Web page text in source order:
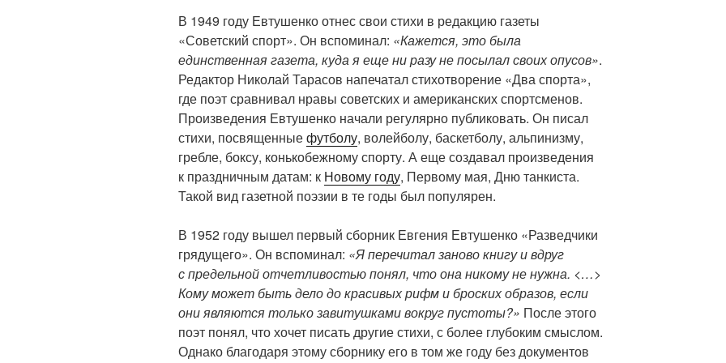
В 1949 году Евтушенко отнес свои стихи в редакцию газеты
«Советский спорт». Он вспоминал: «Кажется, это была
единственная газета, куда я еще ни разу не посылал своих опусов».
Редактор Николай Тарасов напечатал стихотворение «Два спорта»,
где поэт сравнивал нравы советских и американских спортсменов.
Произведения Евтушенко начали регулярно публиковать. Он писал
стихи, посвященныефутболу, волейболу, баскетболу, альпинизму,
гребле, боксу, конькобежному спорту. А еще создавал произведения
к праздничным датам: к Новому году, Первому мая, Дню танкиста.
Такой вид газетной поэзии в те годы был популярен.
В 1952 году вышел первый сборник Евгения Евтушенко «Разведчики
грядущего». Он вспоминал: «Я перечитал заново книгу и вдруг
с предельной отчетливостью понял, что она никому не нужна. <…>
Кому может быть дело до красивых рифм и броских образов, если
они являются только завитушками вокруг пустоты?» После этого
поэт понял, что хочет писать другие стихи, с более глубоким смыслом.
Однако благодаря этому сборнику его в том же году без документов